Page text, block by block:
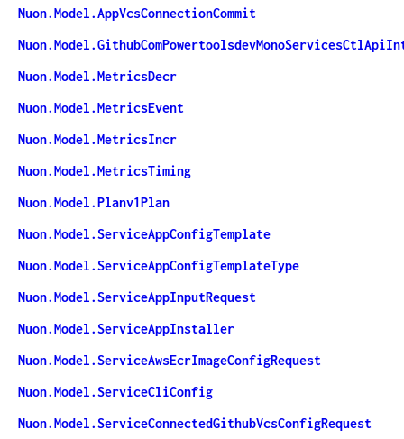
Nuon.Model.AppVcsConnectionCommit
Nuon.Model.MetricsDecr
Nuon.Model.MetricsEvent
Nuon.Model.MetricsIncr
Nuon.Model.MetricsTiming
Nuon.Model.Planv1Plan
Nuon.Model.ServiceAppConfigTemplate
Nuon.Model.ServiceAppConfigTemplateType
Nuon.Model.ServiceAppInputRequest
Nuon.Model.ServiceAppInstaller
Nuon.Model.ServiceAwsEcrImageConfigRequest
Nuon.Model.ServiceCliConfig
Nuon.Model.ServiceConnectedGithubVcsConfigRequest